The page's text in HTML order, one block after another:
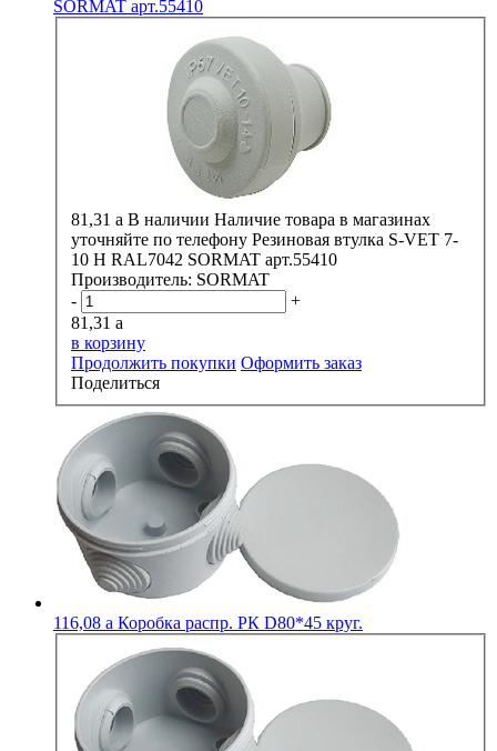
SORMAT арт.55410
81,31 a В наличии Наличие товара в магазинах
уточняйте по телефону Резиновая втулка S-VET 7-
10 H RAL7042 SORMAT арт.55410
Производитель: SORMAT
-
+
81,31 a
в корзину
Продолжить покупки Оформить заказ
Поделиться
116,08 a Коробка распр. РК D80*45 круг.